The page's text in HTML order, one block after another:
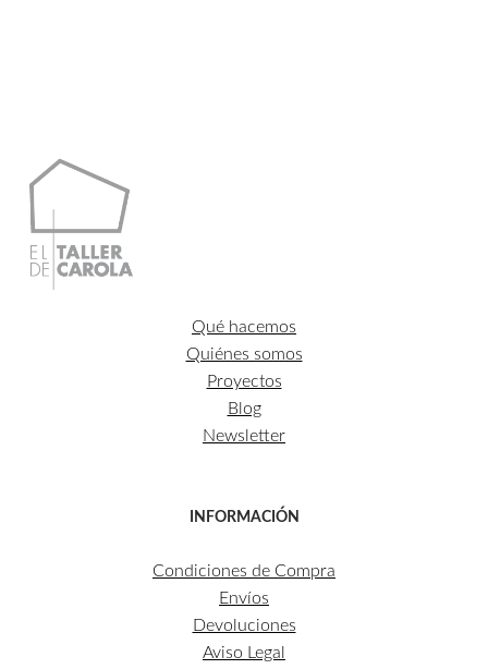
Qué hacemos
Quiénes somos
Proyectos
Blog
Newsletter
INFORMACIÓN
Condiciones de Compra
Envíos
Devoluciones
Aviso Legal